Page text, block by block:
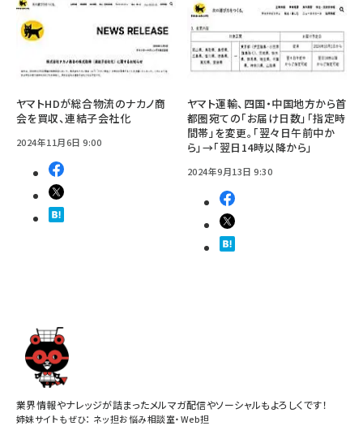
ヤマトHDが総合物流のナカノ商
会を買収、連結子会社化
2024年11月6日 9:00
ヤマト運輸、四国・中国地方から首
都圏宛ての「お届け日数」「指定時
間帯」を変更。「翌々日午前中か
ら」→「翌日14時以降から」
2024年9月13日 9:30
業界情報やナレッジが詰まったメルマガ配信やソーシャルもよろしくです！
姉妹サイトもぜひ： ネッ担お悩み相談室・Web担